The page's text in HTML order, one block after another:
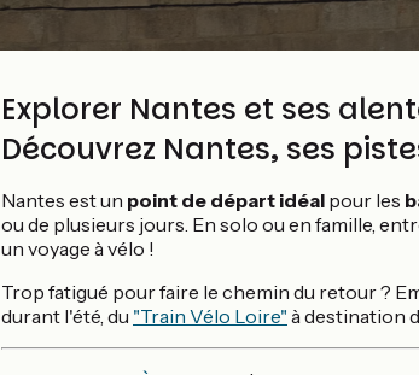
Explorer Nantes et ses
Découvrez Nantes, ses
Nantes est un point de départ idéal pour les
ou de plusieurs jours. En solo ou en famille,
un voyage à vélo !
Trop fatigué pour faire le chemin du retour ?
durant l'été, du "Train Vélo Loire" à destination